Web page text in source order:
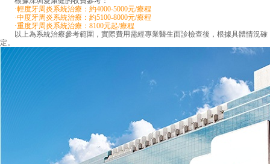
·輕度牙周炎系統治療：約4000-5000元/療程
·中度牙周炎系統治療：約5100-8000元/療程
·重度牙周炎系統治療：8100元起/療程
以上為系統治療參考範圍，實際費用需經專業醫生面診檢查後，根據具體情況確
定。